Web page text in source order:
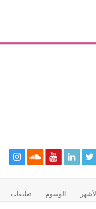
الأشهر الوسوم تعليقات